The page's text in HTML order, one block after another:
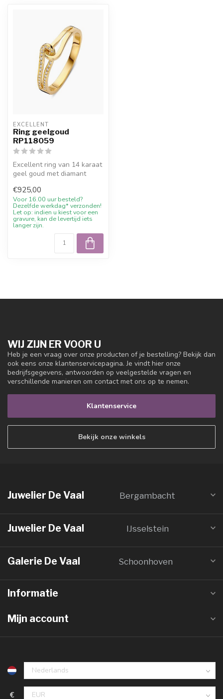
EXCELLENT
Ring geelgoud
RP118059
Excellent ring van 14 karaat
geel goud met diamant
vervaar...
€925,00
Voor 16.00 uur besteld?
Dezelfde werkdag* verzonden!
Let op: indien u kiest voor een
gravure, kan de levertijd iets
langer zijn.
WIJ ZIJN ER VOOR U
Heb je een vraag over onze producten of je bestelling? Bekijk dan
ook eens onze klantenservicepagina. Je vindt hier onze
bedrijfsgegevens, antwoorden op veelgestelde vragen en
verschillende manieren om contact met ons op te nemen.
Klantenservice
Bekijk onze winkels
Juwelier De Vaal Bergambacht
Juwelier De Vaal IJsselstein
Galerie De Vaal Schoonhoven
Informatie
Mijn account
€